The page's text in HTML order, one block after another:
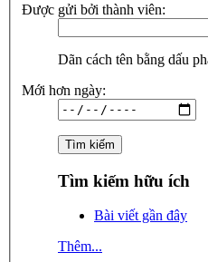
Được gửi bởi thành viên:
Dãn cách tên bằng dấu
Mới hơn ngày:
Tìm kiếm hữu ích
Bài viết gần đây
Thêm...